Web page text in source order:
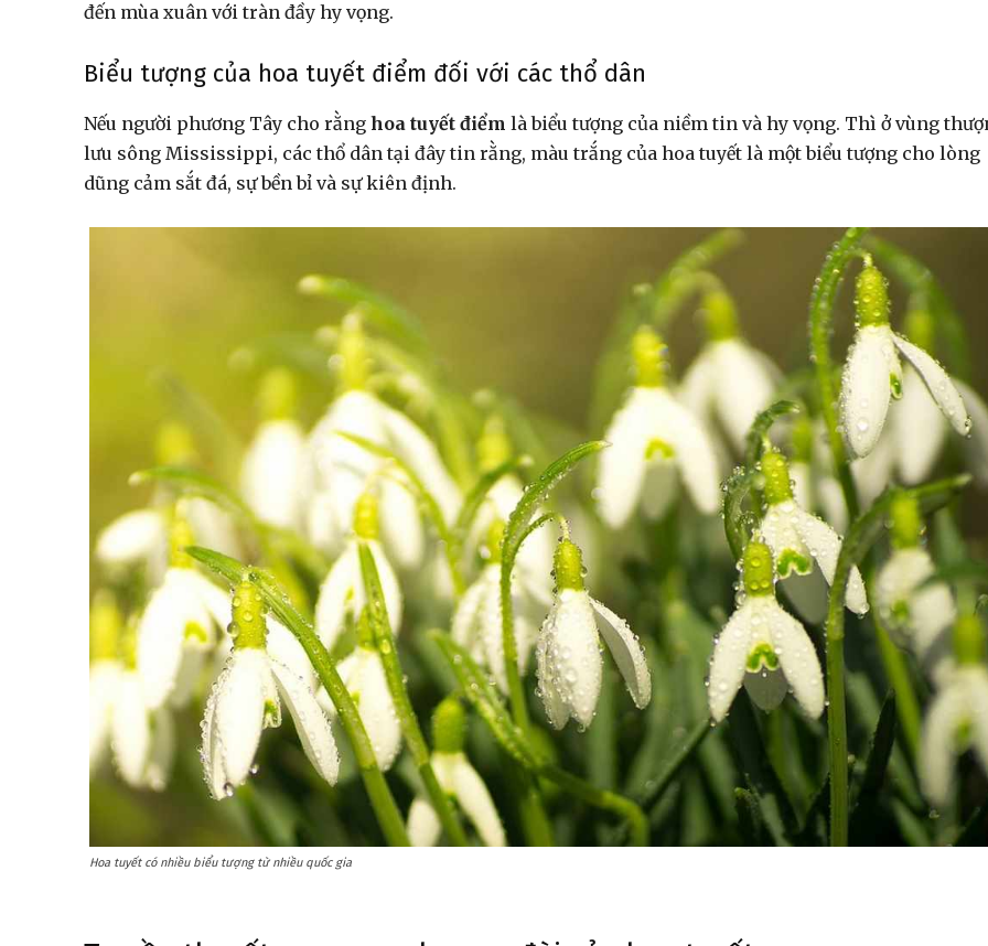
đến mùa xuân với tràn đầy hy vọng.
Biểu tượng của hoa tuyết điểm đối với các thổ dân
Nếu người phương Tây cho rằng hoa tuyết điểm là biểu tượng của niềm tin và hy vọng. Thì ở vùng
lưu sông Mississippi, các thổ dân tại đây tin rằng, màu trắng của hoa tuyết là một biểu tượng cho lòng
dũng cảm sắt đá, sự bền bỉ và sự kiên định.
Hoa tuyết có nhiều biểu tượng từ nhiều quốc gia